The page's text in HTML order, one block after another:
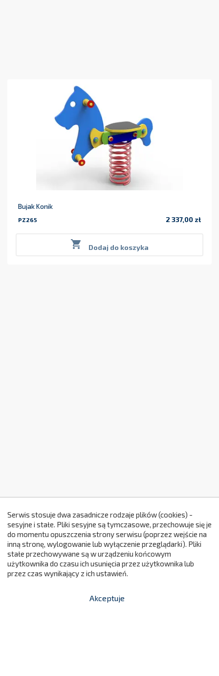

Bujak Konik
PZ265 2 337,00 zł
 Dodaj do koszyka
Serwis stosuje dwa zasadnicze rodzaje plików (cookies) -
sesyjne i stałe. Pliki sesyjne są tymczasowe, przechowuje się je
do momentu opuszczenia strony serwisu (poprzez wejście na
inną stronę, wylogowanie lub wyłączenie przeglądarki). Pliki
stałe przechowywane są w urządzeniu końcowym
użytkownika do czasu ich usunięcia przez użytkownika lub
przez czas wynikający z ich ustawień.
Akceptuje